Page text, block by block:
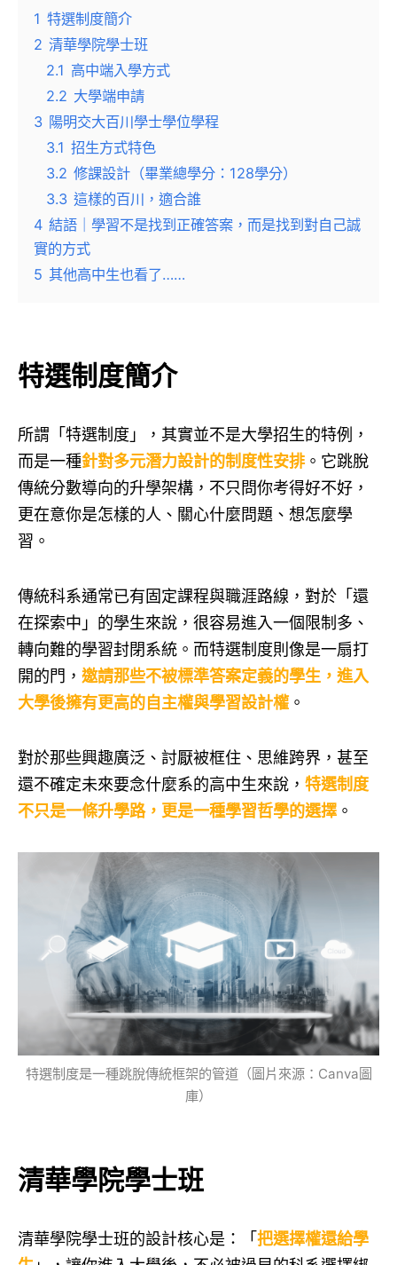
1 特選制度簡介
2 清華學院學士班
2.1 高中端入學方式
2.2 大學端申請
3 陽明交大百川學士學位學程
3.1 招生方式特色
3.2 修課設計（畢業總學分：128學分）
3.3 這樣的百川，適合誰
4 結語｜學習不是找到正確答案，而是找到對自己誠
實的方式
5 其他高中生也看了……
特選制度簡介
所謂「特選制度」，其實並不是大學招生的特例，
而是一種針對多元潛力設計的制度性安排 。它跳脫
傳統分數導向的升學架構，不只問你考得好不好，
更在意你是怎樣的人、關心什麼問題、想怎麼學
習。
傳統科系通常已有固定課程與職涯路線，對於「還
在探索中」的學生來說，很容易進入一個限制多、
轉向難的學習封閉系統。而特選制度則像是一扇打
開的門， 邀請那些不被標準答案定義的學生，進入
大學後擁有更高的自主權與學習設計權 。
對於那些興趣廣泛、討厭被框住、思維跨界，甚至
還不確定未來要念什麼系的高中生來說， 特選制度
不只是一條升學路，更是一種學習哲學的選擇 。
特選制度是一種跳脫傳統框架的管道（圖片來源：Canva圖
庫）
清華學院學士班
清華學院學士班的設計核心是：「把選擇權還給學